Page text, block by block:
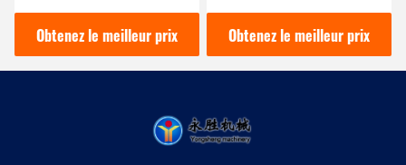
de l'environnement de
drague de rivière urbaine
Obtenez le meilleur prix
tuyaux de 12 pouces avec
une puissance de 200
mètres cubes par heure
Obtenez le meilleur prix